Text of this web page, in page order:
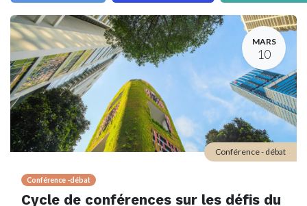
MARS
10
Conférence -débat
Cycle de conférences sur les défis du
Conférence - débat